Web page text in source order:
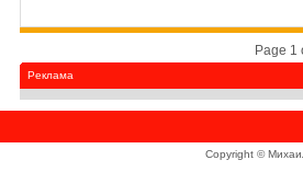
Page 1
Реклама
Copyright ©